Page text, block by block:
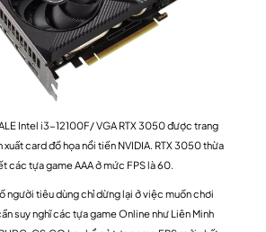
Intel i3-12100F/ VGA RTX 3050 được trang
xuất card đồ họa nổi tiến NVIDIA. RTX 3050 thừa
các tựa game AAA ở mức FPS là 60.
người tiêu dùng chỉ dừng lại ở việc muốn chơi
suy nghĩ các tựa game Online như Liên Minh